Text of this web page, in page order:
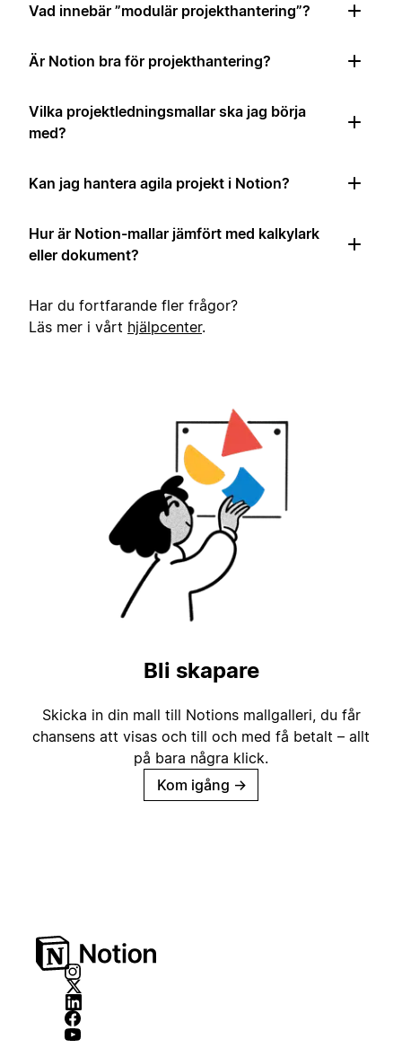
Vad innebär ”modulär projekthantering”?
Är Notion bra för projekthantering?
Vilka projektledningsmallar ska jag börja
med?
Kan jag hantera agila projekt i Notion?
Hur är Notion-mallar jämfört med kalkylark
eller dokument?
Har du fortfarande fler frågor?
Läs mer i vårt hjälpcenter.
Bli skapare
Skicka in din mall till Notions mallgalleri, du får
chansens att visas och till och med få betalt – allt
på bara några klick.
Kom igång →